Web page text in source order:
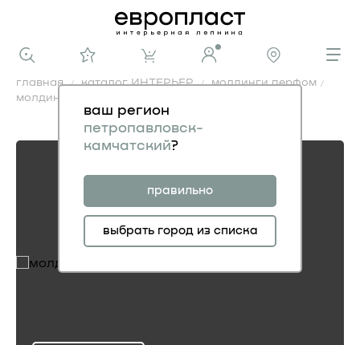
ваш регион
петропавловск-
камчатский?
правильно
выбрать город из списка
главная каталог ИНТЕРЬЕР
молдинги перфом
молдинг 6.51.428
молдинг 6.51.428